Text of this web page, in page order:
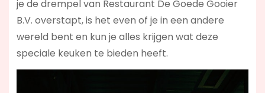
je de drempel van Restaurant De Goede Gooier
B.V. overstapt, is het even of je in een andere
wereld bent en kun je alles krijgen wat deze
speciale keuken te bieden heeft.